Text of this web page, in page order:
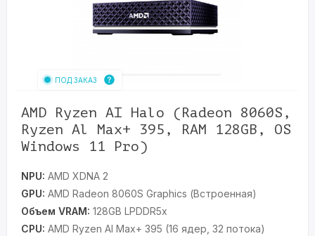
ПОД ЗАКАЗ
AMD Ryzen AI Halo (Radeon 8060S,
Ryzen Al Max+ 395, RAM 128GB, OS
Windows 11 Pro)
NPU: AMD XDNA 2
GPU: AMD Radeon 8060S Graphics (Встроенная)
Объем VRAM: 128GB LPDDR5x
CPU: AMD Ryzen Al Max+ 395 (16 ядер, 32 потока)